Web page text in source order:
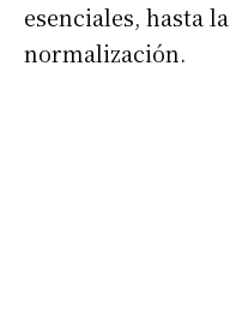
esenciales, hasta la
normalización.